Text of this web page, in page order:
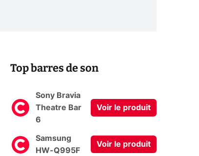
Top barres de son
Sony Bravia
Theatre Bar
6
Voir le produit
Samsung
HW-Q995F
Voir le produit